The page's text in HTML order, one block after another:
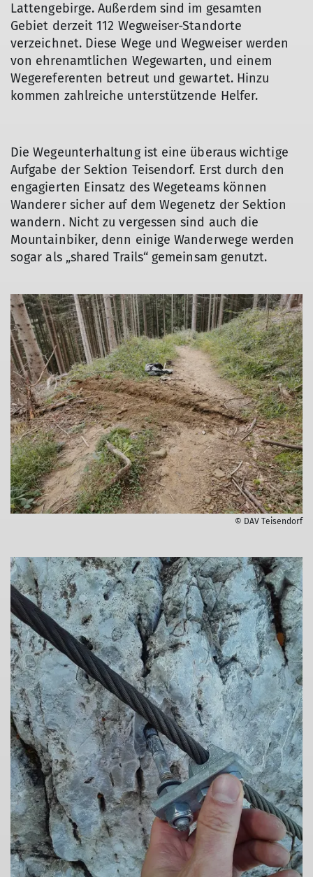
Lattengebirge. Außerdem sind im gesamten
Gebiet derzeit 112 Wegweiser-Standorte
verzeichnet. Diese Wege und Wegweiser werden
von ehrenamtlichen Wegewarten, und einem
Wegereferenten betreut und gewartet. Hinzu
kommen zahlreiche unterstützende Helfer.
Die Wegeunterhaltung ist eine überaus wichtige
Aufgabe der Sektion Teisendorf. Erst durch den
engagierten Einsatz des Wegeteams können
Wanderer sicher auf dem Wegenetz der Sektion
wandern. Nicht zu vergessen sind auch die
Mountainbiker, denn einige Wanderwege werden
sogar als „shared Trails“ gemeinsam genutzt.
© DAV Teisendorf
© DAV Teisendorf